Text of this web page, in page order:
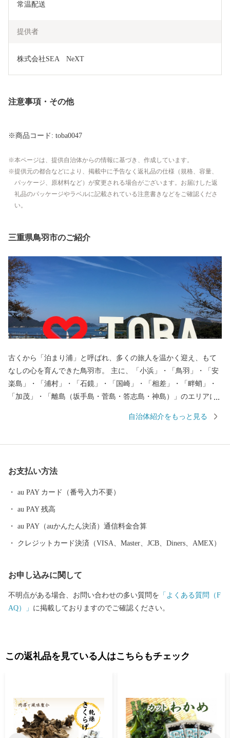
常温配送
提供者
株式会社SEA　NeXT
注意事項・その他
※商品コード: toba0047
本ページは、提供自治体からの情報に基づき、作成しています。
提供元の都合などにより、掲載中に予告なく返礼品の仕様（規格、容量、
パッケージ、原材料など）が変更される場合がございます。お届けした返
礼品のパッケージやラベルに記載されている注意書きなどをご確認くださ
い。
三重県鳥羽市のご紹介
古くから「泊まり浦」と呼ばれ、多くの旅人を温かく迎え、もて
なしの心を育んできた鳥羽市。 主に、「小浜」・「鳥羽」・「安
楽島」・「浦村」・「石鏡」・「国崎」・「相差」・「畔蛸」・
「加茂」・「離島（坂手島・菅島・答志島・神島）」のエリアに
られる海の幸、独自の自然や文化を残し、今なお受け継がれる海
世界で初めて真珠の養殖に成功した地でもあります。鳥羽市はそ
立ち並び、温泉、グルメなど、旅の目的に応じて、様々な鳥羽の
楽しみ方が見つかるはずです。
自治体紹介をもっと見る
お支払い方法
au PAY カード（番号入力不要）
au PAY 残高
au PAY（auかんたん決済）通信料金合算
クレジットカード決済（VISA、Master、JCB、Diners、AMEX）
お申し込みに関して
不明点がある場合、お問い合わせの多い質問を 「よくある質問（F
AQ）」 に掲載しておりますのでご確認ください。
この返礼品を見ている人はこちらもチェック